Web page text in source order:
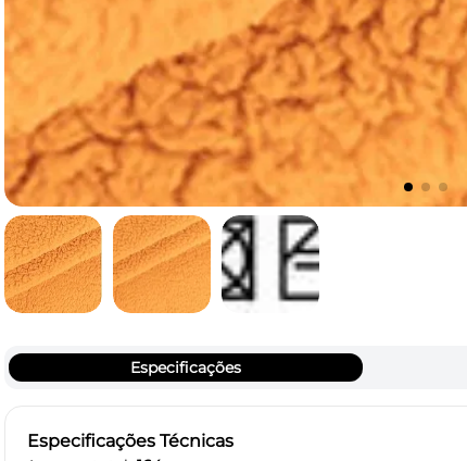
Especificações
Especificações Técnicas